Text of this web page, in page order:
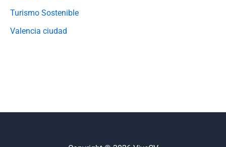
Turismo Sostenible
Valencia ciudad